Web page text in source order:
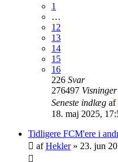
1
…
12
13
14
15
16
226 Svar
276497 Visninger
Seneste indlæg af
18. maj 2025,
Tidligere FCM'ere i
afHekler» 23. jun